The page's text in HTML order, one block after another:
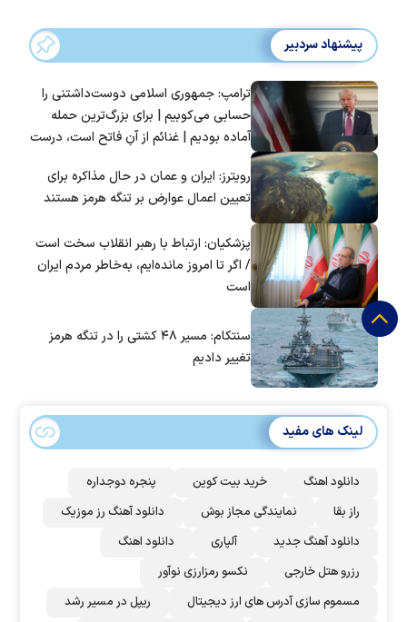
پیشنهاد سردبیر
ترامپ: جمهوری اسلامی دوست‌داشتنی را
حسابی می‌کوبیم | برای بزرگ‌ترین حمله
آماده بودیم | غنائم از آنِ فاتح است، درست
رویترز: ایران و عمان در حال مذاکره برای
تعیین اعمال عوارض بر تنگه هرمز هستند
پزشکیان: ارتباط با رهبر انقلاب سخت است
/ اگر تا امروز مانده‌ایم، به‌خاطر مردم ایران
است
سنتکام: مسیر ۴۸ کشتی را در تنگه هرمز
تغییر دادیم
لینک های مفید
دانلود اهنگ خرید بیت کوین
پنجره دوجداره
راز بقا
نمایندگی مجاز بوش
دانلود آهنگ رز‌ موزیک
دانلود آهنگ جدید
آلپاری
دانلود اهنگ
رزرو هتل خارجی
نکسو رمزارزی نوآور
مسموم سازی آدرس های ارز دیجیتال
ریپل در مسیر رشد